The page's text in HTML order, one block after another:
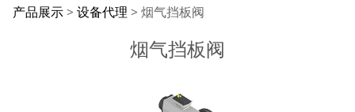
烟气挡板阀
产品展示> 设备代理 > 烟气挡板阀
烟气挡板阀